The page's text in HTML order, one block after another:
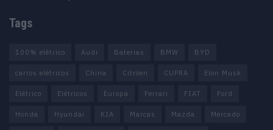
Tags
100% elétrico Audi Baterias BMW BYD
carros elétricos China Citröen CUPRA Elon Musk
Elétrico Elétricos Europa Ferrari FIAT Ford
Honda Hyundai KIA Marcas Mazda Mercado